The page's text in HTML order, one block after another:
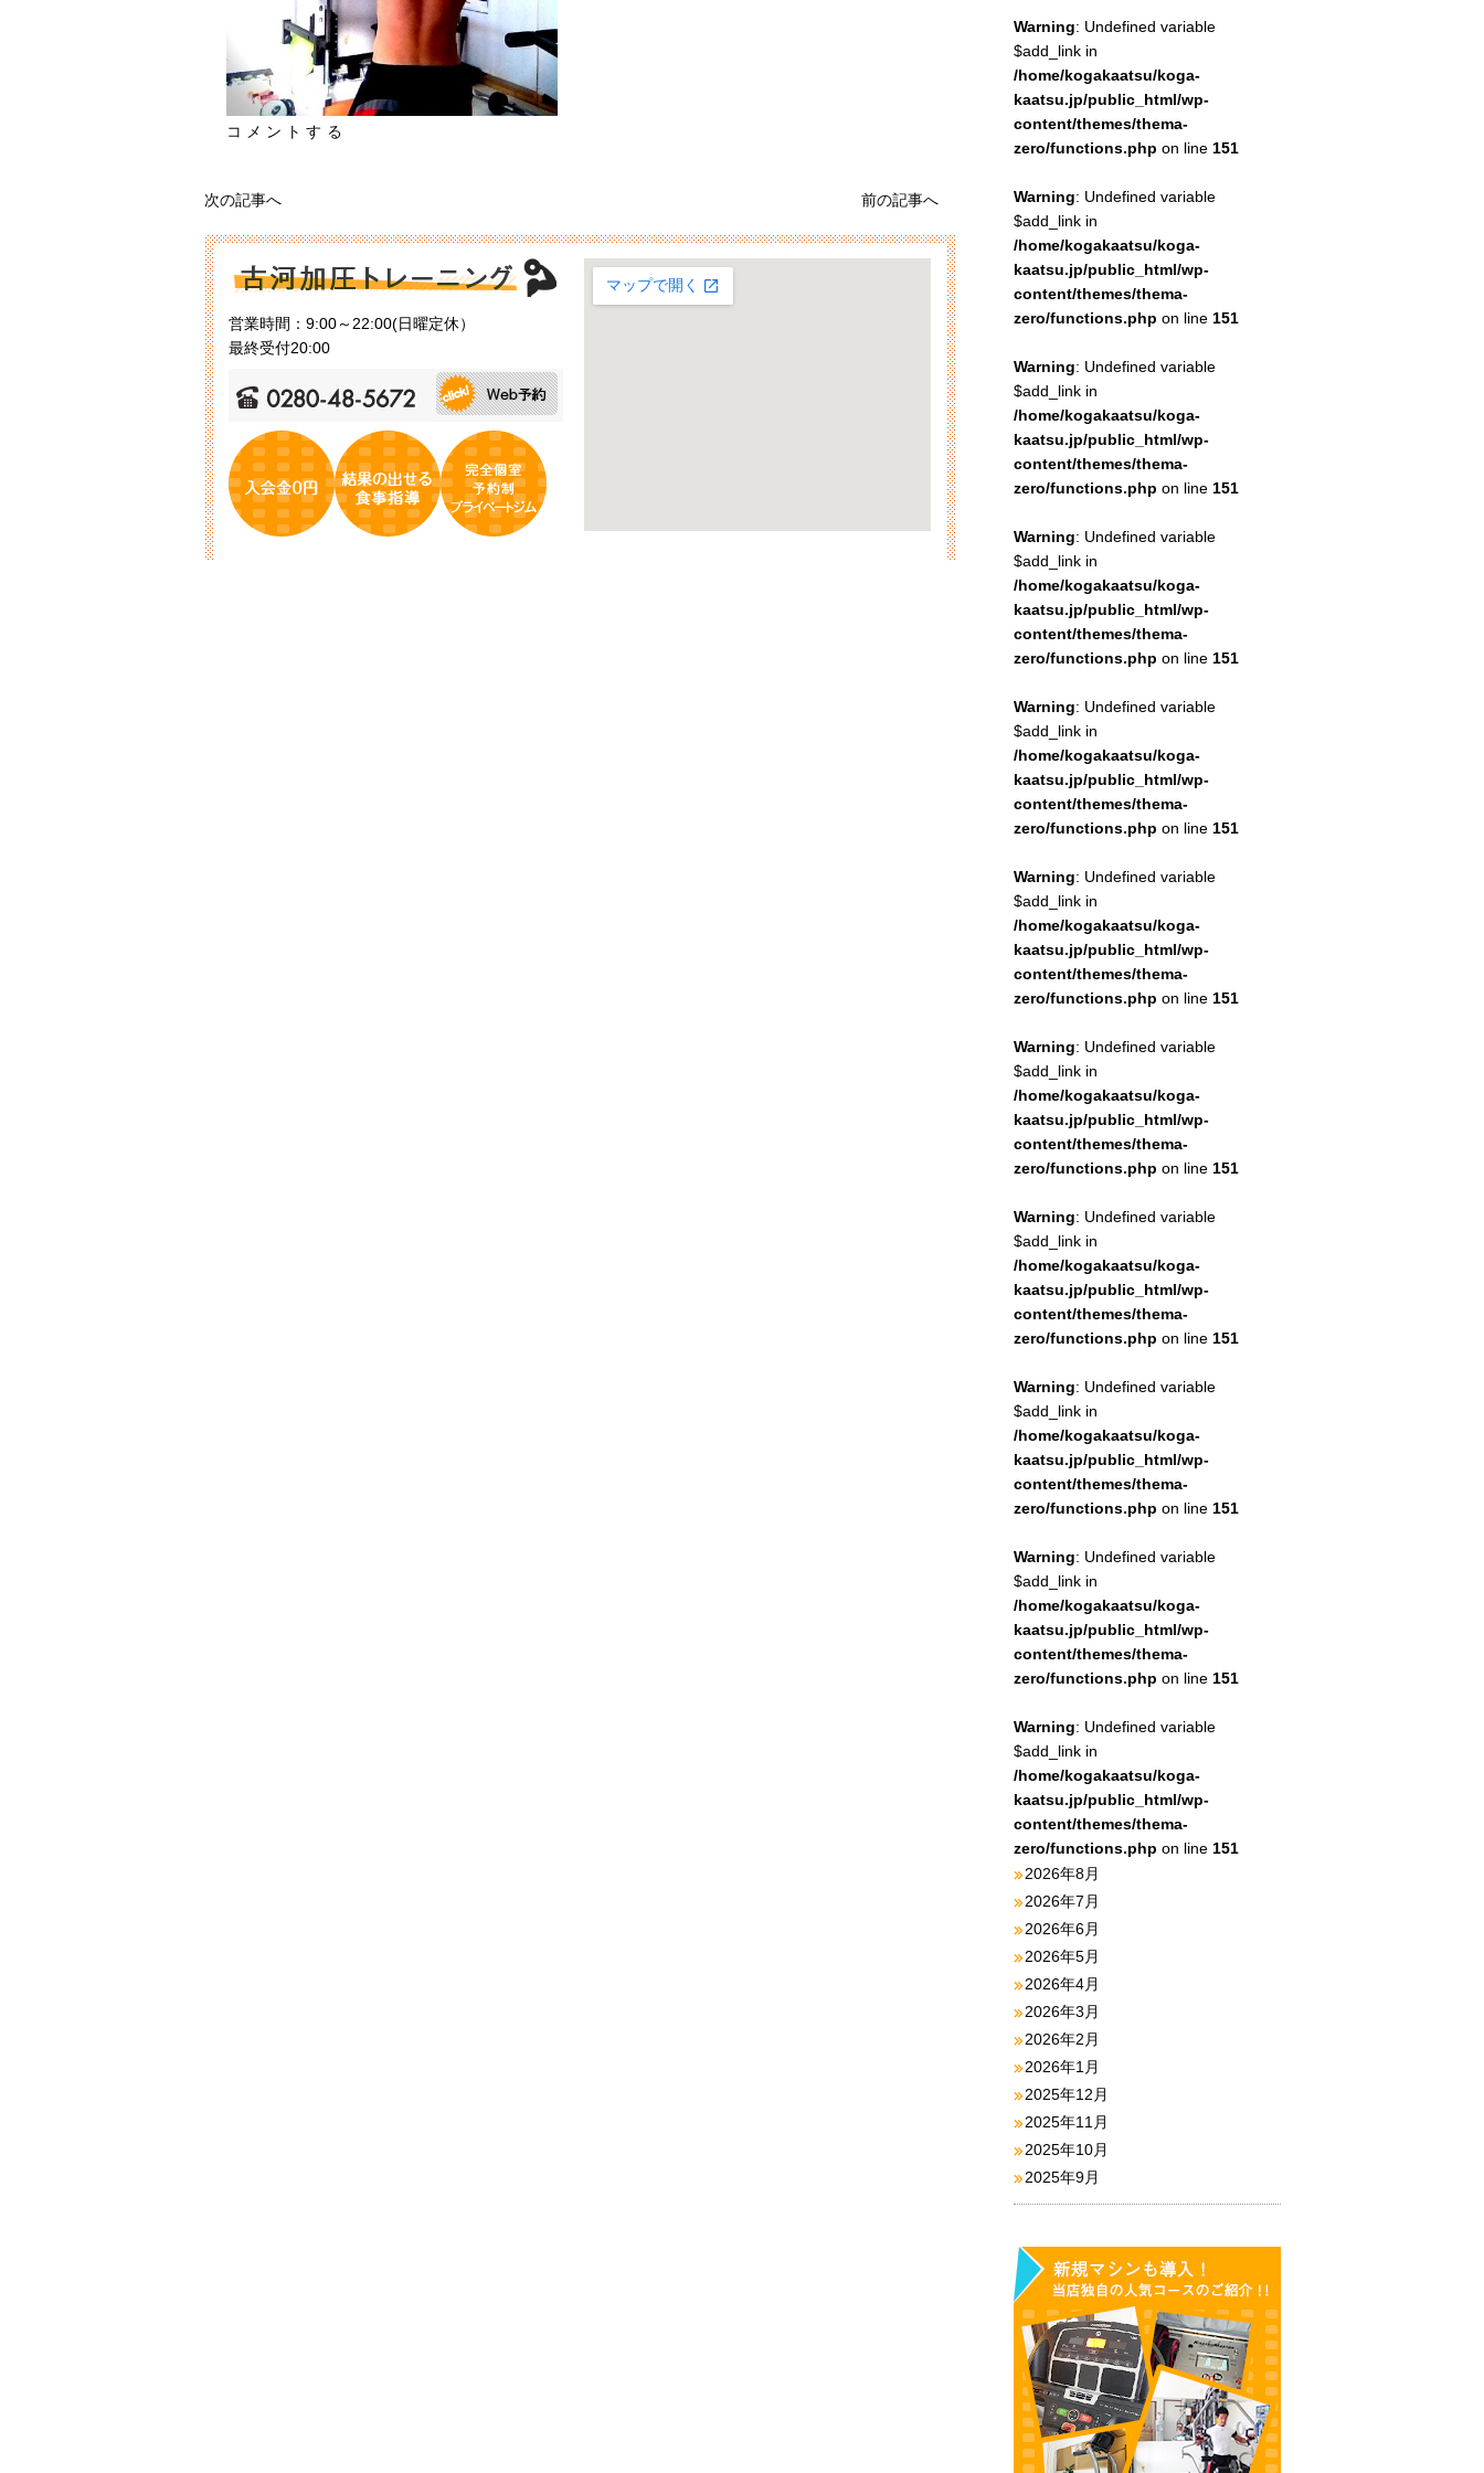
コメントする
次の記事へ 前の記事へ
営業時間：9:00～22:00(日曜定休）
最終受付20:00
Warning: Undefined variable
$add_link in
/home/kogakaatsu/koga-
kaatsu.jp/public_html/wp-
content/themes/thema-
zero/functions.php on line 151
Warning: Undefined variable
$add_link in
/home/kogakaatsu/koga-
kaatsu.jp/public_html/wp-
content/themes/thema-
zero/functions.php on line 151
Warning: Undefined variable
$add_link in
/home/kogakaatsu/koga-
kaatsu.jp/public_html/wp-
content/themes/thema-
zero/functions.php on line 151
Warning: Undefined variable
$add_link in
/home/kogakaatsu/koga-
kaatsu.jp/public_html/wp-
content/themes/thema-
zero/functions.php on line 151
Warning: Undefined variable
$add_link in
/home/kogakaatsu/koga-
kaatsu.jp/public_html/wp-
content/themes/thema-
zero/functions.php on line 151
Warning: Undefined variable
$add_link in
/home/kogakaatsu/koga-
kaatsu.jp/public_html/wp-
content/themes/thema-
zero/functions.php on line 151
Warning: Undefined variable
$add_link in
/home/kogakaatsu/koga-
kaatsu.jp/public_html/wp-
content/themes/thema-
zero/functions.php on line 151
Warning: Undefined variable
$add_link in
/home/kogakaatsu/koga-
kaatsu.jp/public_html/wp-
content/themes/thema-
zero/functions.php on line 151
Warning: Undefined variable
$add_link in
/home/kogakaatsu/koga-
kaatsu.jp/public_html/wp-
content/themes/thema-
zero/functions.php on line 151
Warning: Undefined variable
$add_link in
/home/kogakaatsu/koga-
kaatsu.jp/public_html/wp-
content/themes/thema-
zero/functions.php on line 151
Warning: Undefined variable
$add_link in
/home/kogakaatsu/koga-
kaatsu.jp/public_html/wp-
content/themes/thema-
zero/functions.php on line 151
2026年8月
2026年7月
2026年6月
2026年5月
2026年4月
2026年3月
2026年2月
2026年1月
2025年12月
2025年11月
2025年10月
2025年9月